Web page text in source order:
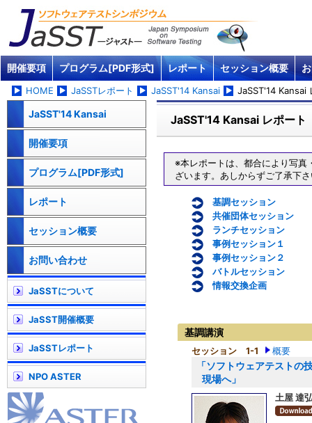
開催要項 プログラム[PDF形式] レポート セッション概要
HOME JaSSTレポート JaSST'14 Kansai JaSST'14 Kansai
JaSST'14 Kansai レポート
※本レポートは、都合により写真
ざいます。あしからずご了承下
基調セッション
共催団体セッション
ランチセッション
事例セッション１
事例セッション２
バトルセッション
情報交換企画
基調講演
セッション 1-1 概要
「ソフトウェアテストの
現場へ」
土屋 達
JaSST'14 Kansai
開催要項
プログラム[PDF形式]
レポート
セッション概要
お問い合わせ
JaSSTについて
JaSST開催概要
JaSSTレポート
NPO ASTER